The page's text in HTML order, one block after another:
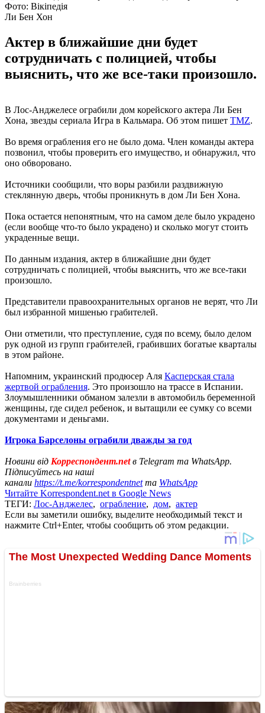
Фото: Вікіпедія
Ли Бен Хон
Актер в ближайшие дни будет
сотрудничать с полицией, чтобы
выяснить, что же все-таки произошло.
В Лос-Анджелесе ограбили дом корейского актера Ли Бен
Хона, звезды сериала Игра в Кальмара. Об этом пишет TMZ.
Во время ограбления его не было дома. Член команды актера
позвонил, чтобы проверить его имущество, и обнаружил, что
оно обворовано.
Источники сообщили, что воры разбили раздвижную
стеклянную дверь, чтобы проникнуть в дом Ли Бен Хона.
Пока остается непонятным, что на самом деле было украдено
(если вообще что-то было украдено) и сколько могут стоить
украденные вещи.
По данным издания, актер в ближайшие дни будет
сотрудничать с полицией, чтобы выяснить, что же все-таки
произошло.
Представители правоохранительных органов не верят, что Ли
был избранной мишенью грабителей.
Они отметили, что преступление, судя по всему, было делом
рук одной из групп грабителей, грабивших богатые кварталы
в этом районе.
Напомним, украинский продюсер Аля Касперская стала
жертвой ограбления. Это произошло на трассе в Испании.
Злоумышленники обманом залезли в автомобиль беременной
женщины, где сидел ребенок, и вытащили ее сумку со всеми
документами и деньгами.
Игрока Барселоны ограбили дважды за год
Новини від Корреспондент.netв Telegram та WhatsApp.
Підписуйтесь на наші
канали https://t.me/korrespondentnetта WhatsApp
Читайте Korrespondent.net в Google News
ТЕГИ: Лос-Анджелес, ограбление, дом, актер
Если вы заметили ошибку, выделите необходимый текст и
нажмите Ctrl+Enter, чтобы сообщить об этом редакции.